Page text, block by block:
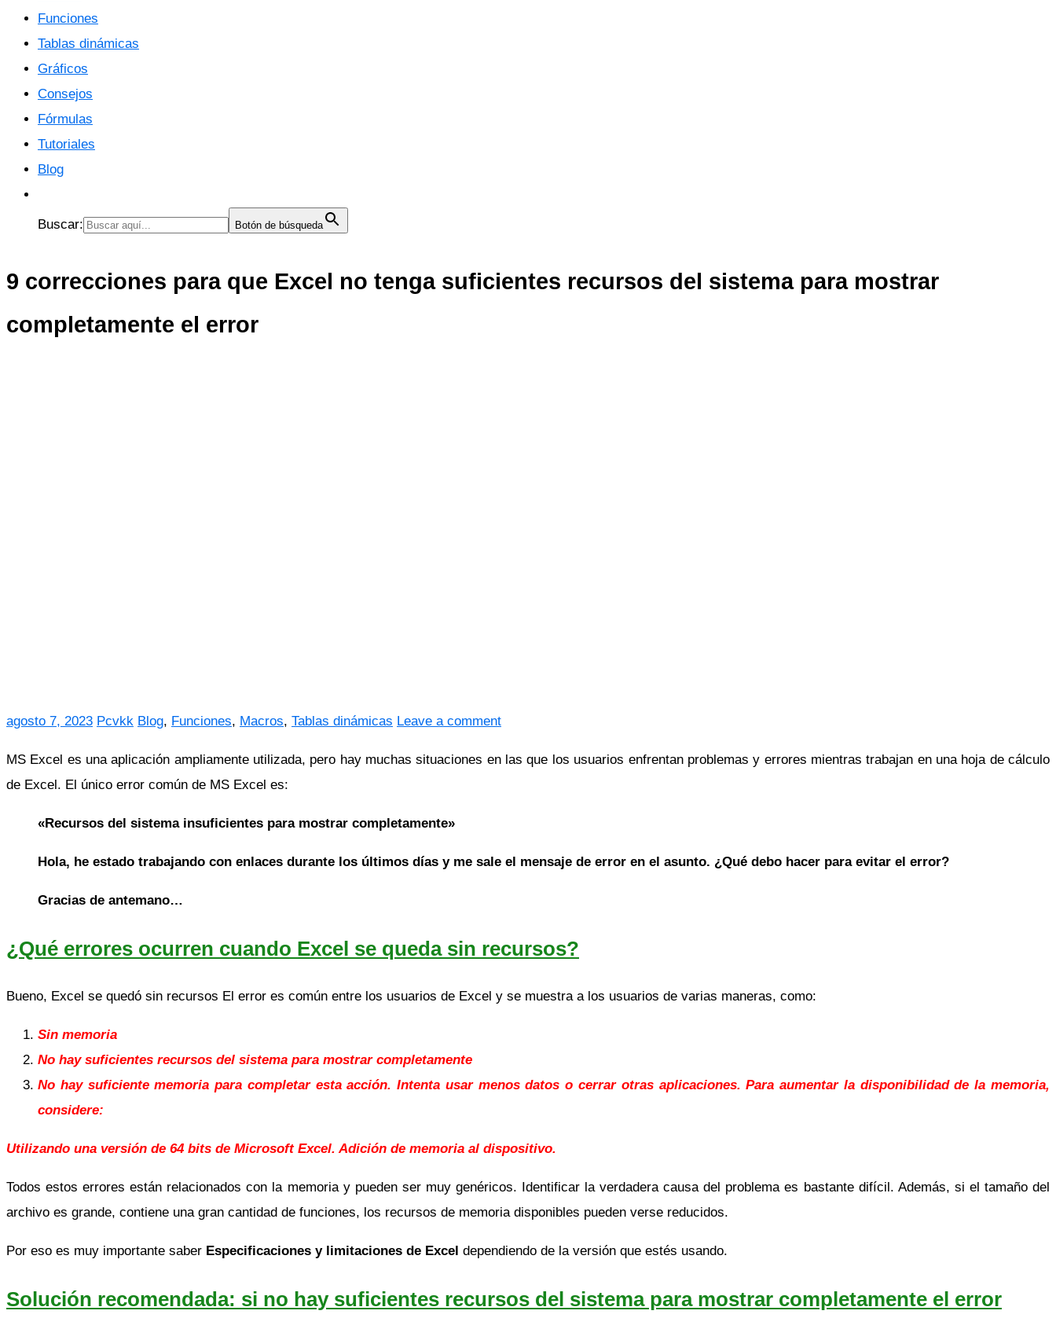
Funciones
Tablas dinámicas
Gráficos
Consejos
Fórmulas
Tutoriales
Blog
Buscar: Botón de búsqueda
9 correcciones para que Excel no tenga suficientes recursos del sistema para mostrar
completamente el error
agosto 7, 2023 Pcvkk Blog, Funciones, Macros, Tablas dinámicas Leave a comment
MS Excel es una aplicación ampliamente utilizada, pero hay muchas situaciones en las que los usuarios enfrentan problemas y errores mientras trabajan en una hoja de cálculo
de Excel. El único error común de MS Excel es:
«Recursos del sistema insuficientes para mostrar completamente»
Hola, he estado trabajando con enlaces durante los últimos días y me sale el mensaje de error en el asunto. ¿Qué debo hacer para evitar el error?
Gracias de antemano…
¿Qué errores ocurren cuando Excel se queda sin recursos?
Bueno, Excel se quedó sin recursos El error es común entre los usuarios de Excel y se muestra a los usuarios de varias maneras, como:
Sin memoria
No hay suficientes recursos del sistema para mostrar completamente
No hay suficiente memoria para completar esta acción. Intenta usar menos datos o cerrar otras aplicaciones. Para aumentar la disponibilidad de la memoria,
considere:
Utilizando una versión de 64 bits de Microsoft Excel. Adición de memoria al dispositivo.
Todos estos errores están relacionados con la memoria y pueden ser muy genéricos. Identificar la verdadera causa del problema es bastante difícil. Además, si el tamaño del
archivo es grande, contiene una gran cantidad de funciones, los recursos de memoria disponibles pueden verse reducidos.
Por eso es muy importante saber Especificaciones y limitaciones de Excel dependiendo de la versión que estés usando.
Solución recomendada: si no hay suficientes recursos del sistema para mostrar completamente el error